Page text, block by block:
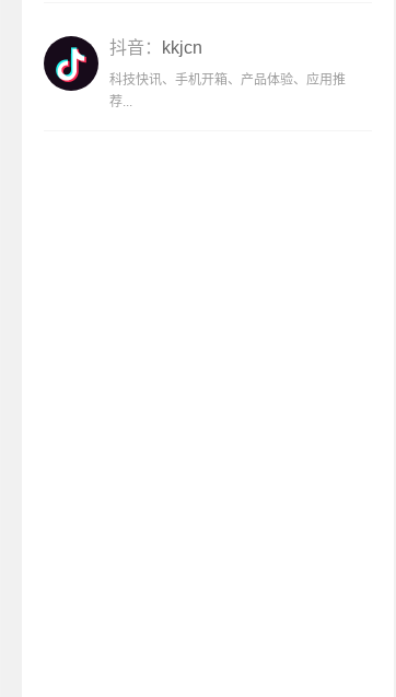
抖音： kkjcn
科技快讯、手机开箱、产品体验、应用推
荐...